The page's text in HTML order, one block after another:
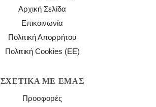
Αρχική Σελίδα
Επικοινωνία
Πολιτική Απορρήτου
Πολιτική Cookies (ΕΕ)
ΣΧΕΤΙΚΆ ΜΕ ΕΜΆΣ
Προσφορές